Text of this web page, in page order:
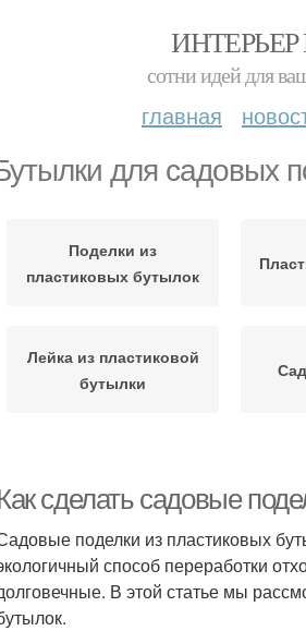
сотни идей для
главная
для садовых
Поделки из
пластиковых бутылок
Лейка из пластиковой
бутылки
сделать садовые
поделки из пластиковых
способ переработки
В этой статье мы